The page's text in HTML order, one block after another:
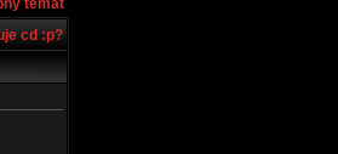
temat
cd :p?